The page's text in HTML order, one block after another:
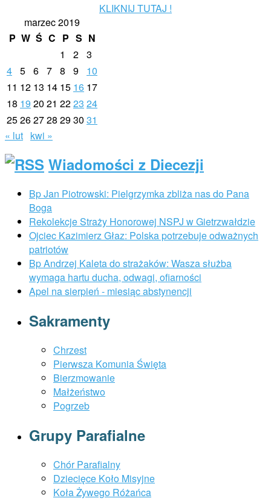
KLIKNIJ TUTAJ !
marzec 2019
P W Ś C P S N
1
2 3
4 5 6 7 8 9
10
11 12 13 14 15 16 17
18 19 20 21 2223 24
25262728 2930 31
« lut kwi »
Wiadomości z Diecezji
Bp Jan Piotrowski: Pielgrzymka zbliża nas do Pana
Boga
Rekolekcje Straży Honorowej NSPJ w Gietrzwałdzie
Ojciec Kazimierz Głaz: Polska potrzebuje odważnych
patriotów
Bp Andrzej Kaleta do strażaków: Wasza służba
wymaga hartu ducha, odwagi, ofiarności
Apel na sierpień - miesiąc abstynencji
Sakramenty
Chrzest
Pierwsza Komunia Święta
Bierzmowanie
Małżeństwo
Pogrzeb
Grupy Parafialne
Chór Parafialny
Dziecięce Koło Misyjne
Koła Żywego Różańca